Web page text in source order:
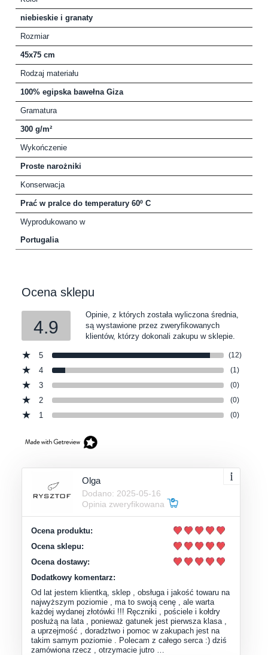
niebieskie i granaty
Rozmiar
45x75 cm
Rodzaj materiału
100% egipska bawełna Giza
Gramatura
300 g/m²
Wykończenie
Proste narożniki
Konserwacja
Prać w pralce do temperatury 60º C
Wyprodukowano w
Portugalia
Ocena sklepu
4.9
Opinie, z których została wyliczona średnia,
są wystawione przez zweryfikowanych
klientów, którzy dokonali zakupu w sklepie.
5 (12)
4 (1)
3 (0)
2 (0)
1 (0)
Olga
Dodano: 2025-05-16
Opinia zweryfikowana
Ocena produktu:
Ocena sklepu:
Ocena dostawy:
Dodatkowy komentarz:
Od lat jestem klientką, sklep , obsługa i jakość towaru na
najwyższym poziomie , ma to swoją cenę , ale warta
każdej wydanej złotówki !!! Ręczniki , pościele i kołdry
posłużą na lata , ponieważ gatunek jest pierwsza klasa ,
a uprzejmość , doradztwo i pomoc w zakupach jest na
takim samym poziomie . Polecam z całego serca :) dziś
zamówiona rzecz , otrzymacie jutro …